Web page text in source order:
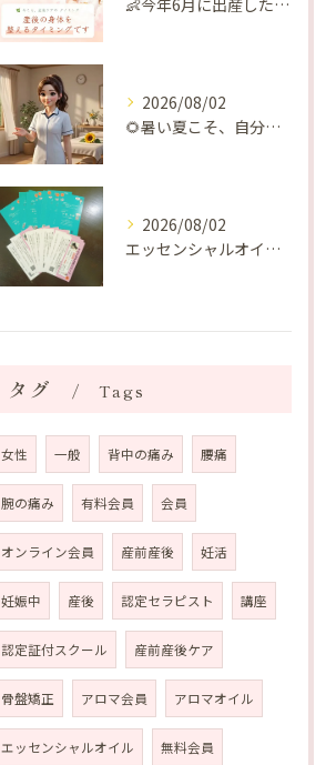
👶今年6月に出産したママへ♡
2026/08/02
🌻暑い夏こそ、自分の身体を整える時間を♡
2026/08/02
エッセンシャルオイルプレゼントご当選番号発表 2026年8月
タグ Tags
女性 一般 背中の痛み 腰痛
腕の痛み 有料会員 会員
オンライン会員 産前産後 妊活
妊娠中 産後 認定セラピスト 講座
認定証付スクール 産前産後ケア
骨盤矯正 アロマ会員 アロマオイル
エッセンシャルオイル 無料会員